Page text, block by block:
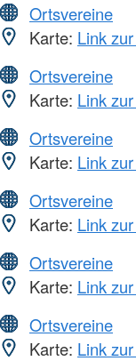
Ortsvereine
Karte: Link
Ortsvereine
Karte: Link
Ortsvereine
Karte: Link
Ortsvereine
Karte: Link
Ortsvereine
Karte: Link
Ortsvereine
Karte: Link